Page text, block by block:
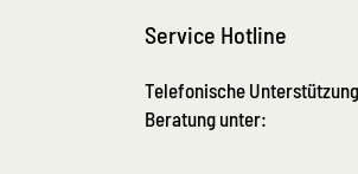
Service Hotline
Telefonische
Beratung unter: